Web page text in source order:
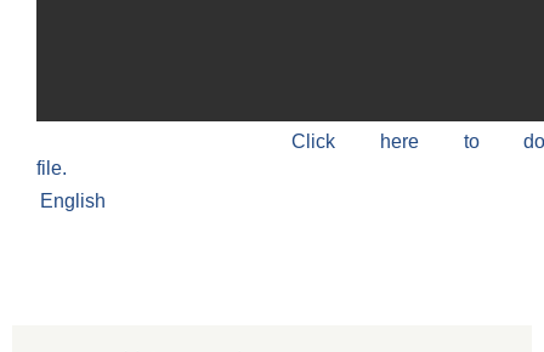
Click here to
file.
English